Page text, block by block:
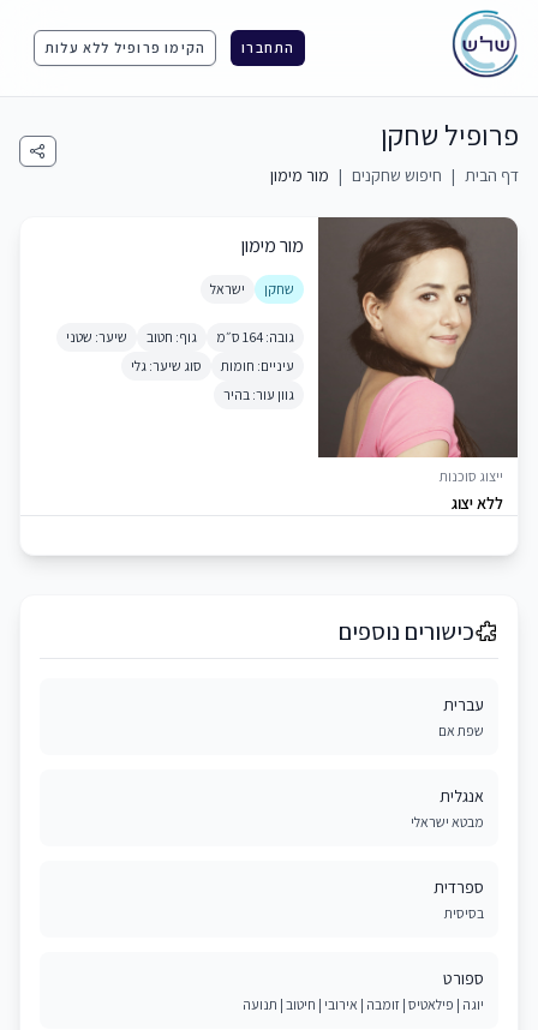
התחברו הקימו פרופיל ללא עלות
פרופיל שחקן
דף הבית | חיפוש שחקנים | מור מימון
ייצוג סוכנות
ללא יצוג
מור מימון
שחקן ישראל
גובה: 164 ס״מ גוף: חטוב
שיער: שטני
עיניים: חומות
סוג שיער: גלי
גוון עור: בהיר
כישורים נוספים
עברית
שפת אם
אנגלית
מבטא ישראלי
ספרדית
בסיסית
ספורט
יוגה | פילאטיס | זומבה | אירובי | חיטוב | תנועה